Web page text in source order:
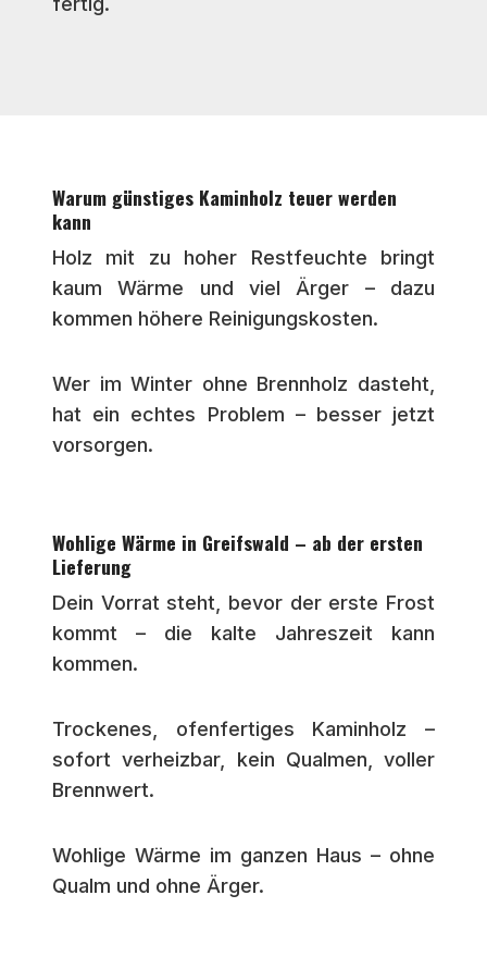
Warum günstiges Kaminholz teuer werden
kann
Holz mit zu hoher Restfeuchte bringt
kaum Wärme und viel Ärger – dazu
kommen höhere Reinigungskosten.
Wer im Winter ohne Brennholz dasteht,
hat ein echtes Problem – besser jetzt
vorsorgen.
Wohlige Wärme in Greifswald – ab der ersten
Lieferung
Dein Vorrat steht, bevor der erste Frost
kommt – die kalte Jahreszeit kann
kommen.
Trockenes, ofenfertiges Kaminholz –
sofort verheizbar, kein Qualmen, voller
Brennwert.
Wohlige Wärme im ganzen Haus – ohne
Qualm und ohne Ärger.